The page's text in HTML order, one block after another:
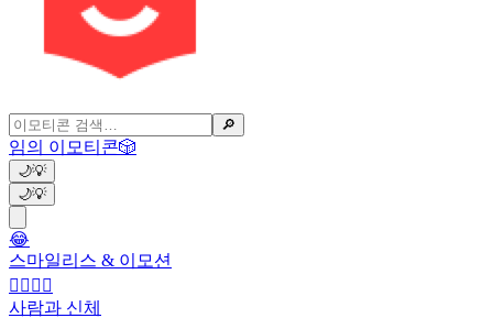
🔎
임의 이모티콘🎲
🌙💡
🌙💡
😂
스마일리스 & 이모션
👩‍❤️‍💋‍👨
사람과 신체